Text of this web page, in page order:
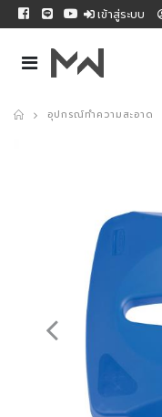
เข้าสู่ระบบ
อุปกรณ์ทำความสะอาด